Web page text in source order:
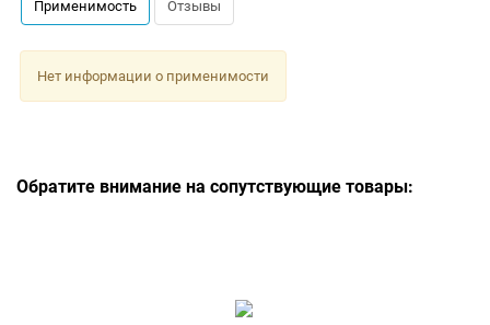
Применимость Отзывы
Нет информации о применимости
Обратите внимание на сопутствующие товары: